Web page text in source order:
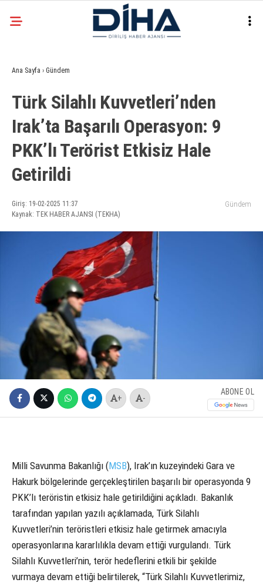
Instagram
22.3°
ANKARA
EKONOMI
SIYASET
DÜNYA
SPOR
Ana Sayfa › Gündem
Türk Silahlı Kuvvetleri’nden
Irak’ta Başarılı Operasyon: 9
PKK’lı Terörist Etkisiz Hale
Getirildi
Giriş: 19-02-2025 11:37
Kaynak: TEK HABER AJANSI (TEKHA)
Gündem
+ -
ABONE OL
Milli Savunma Bakanlığı (MSB), Irak’ın kuzeyindeki Gara ve
Hakurk bölgelerinde gerçekleştirilen başarılı bir operasyonda 9
PKK’lı teröristin etkisiz hale getirildiğini açıkladı. Bakanlık
tarafından yapılan yazılı açıklamada, Türk Silahlı
Kuvvetleri’nin teröristleri etkisiz hale getirmek amacıyla
operasyonlarına kararlılıkla devam ettiği vurgulandı. Türk
Silahlı Kuvvetleri’nin, terör hedeflerini etkili bir şekilde
vurmaya devam ettiği belirtilerek, “Türk Silahlı Kuvvetlerimiz,